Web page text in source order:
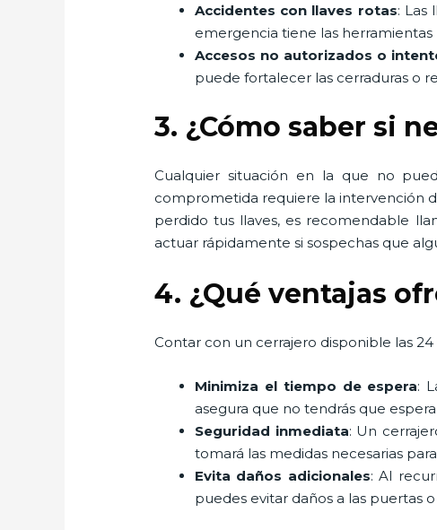
Accidentes con llaves rotas: Las
emergencia tiene las herramientas
Accesos no autorizados o
puede fortalecer las cerraduras o
3. ¿Cómo saber si
Cualquier situación en la que no
comprometida requiere la intervención
perdido tus llaves, es recomendable
actuar rápidamente si sospechas que
4. ¿Qué ventajas
Contar con un cerrajero disponible las 24
Minimiza el tiempo de espera:
asegura que no tendrás que
Seguridad inmediata: Un
tomará las medidas necesarias
Evita daños adicionales: Al
puedes evitar daños a las puertas